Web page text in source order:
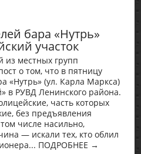
бара «Нутрь»
участок
из местных групп
о том, что в пятницу
«Нутрь» (ул. Карла Маркса)
в РУВД Ленинского района.
часть которых
без предъявления
числе насильно,
— искали тех, кто облил
ПОДРОБНЕЕ →